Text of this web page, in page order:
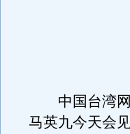
中国台湾网1
马英九今天会